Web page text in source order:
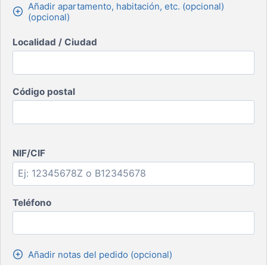
Añadir apartamento, habitación, etc. (opcional)
(opcional)
Localidad / Ciudad
Código postal
NIF/CIF
Teléfono
Añadir notas del pedido (opcional)